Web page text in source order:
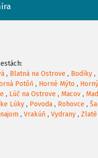
, Blatná na Ostrove , Bodíky ,
Potôň , Horné Mýto ,
, Lúč na Ostrove , Macov , Mad
Lúky , Povoda , Rohovce ,
, Vrakúň , Vydrany ,